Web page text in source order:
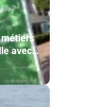
avec